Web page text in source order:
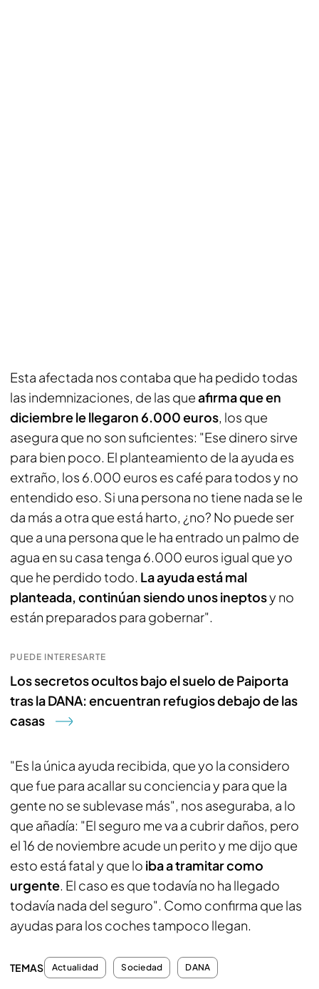
Esta afectada nos contaba que ha pedido todas
las indemnizaciones, de las queafirma que en
diciembre le llegaron 6.000 euros, los que
asegura que no son suficientes: "Ese dinero sirve
para bien poco. El planteamiento de la ayuda es
extraño, los 6.000 euros es café para todos y no
entendido eso. Si una persona no tiene nada se le
da más a otra que está harto, ¿no? No puede ser
que a una persona que le ha entrado un palmo de
agua en su casa tenga 6.000 euros igual que yo
que he perdido todo. La ayuda está mal
planteada, continúan siendo unos ineptosy no
están preparados para gobernar".
PUEDE INTERESARTE
Los secretos ocultos bajo el suelo de Paiporta
tras la DANA: encuentran refugios debajo de las
casas
"Es la única ayuda recibida, que yo la considero
que fue para acallar su conciencia y para que la
gente no se sublevase más", nos aseguraba, a lo
que añadía: "El seguro me va a cubrir daños, pero
el 16 de noviembre acude un perito y me dijo que
esto está fatal y que lo iba a tramitar como
urgente. El caso es que todavía no ha llegado
todavía nada del seguro". Como confirma que las
ayudas para los coches tampoco llegan.
TEMAS Actualidad Sociedad DANA